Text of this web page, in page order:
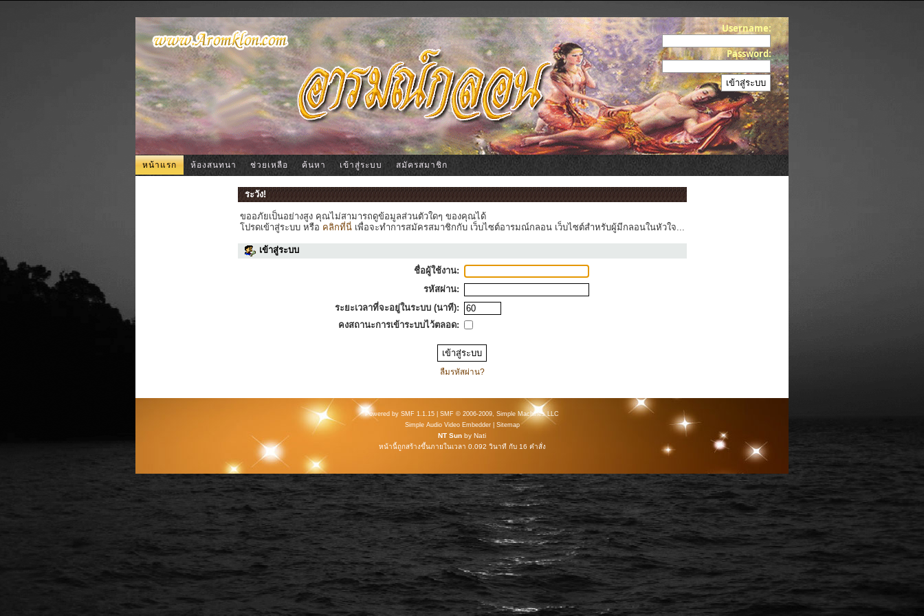
Username:
Password:
หน้าแรก ห้องสนทนา ช่วยเหลือ ค้นหา เข้าสู่ระบบ สมัครสมาชิก
ระวัง!
ขออภัยเป็นอย่างสูง คุณไม่สามารถดูข้อมูลส่วนตัวใดๆ ของคุณได้
โปรดเข้าสู่ระบบ หรือ คลิกที่นี่เพื่อจะทำการสมัครสมาชิกกับ เว็บไซต์อารมณ์กลอน เว็บไซต์สำหรับผู้มีกลอนในหัวใจ...
เข้าสู่ระบบ
ชื่อผู้ใช้งาน:
รหัสผ่าน:
ระยะเวลาที่จะอยู่ในระบบ (นาที):
คงสถานะการเข้าระบบไว้ตลอด:
ลืมรหัสผ่าน?
Powered by SMF 1.1.15
SMF © 2006-2009, Simple Machines LLC
Simple Audio Video Embedder
Sitemap
NT Sun by Nati
หน้านี้ถูกสร้างขึ้นภายในเวลา 0.092 วินาที กับ 16 คำสั่ง